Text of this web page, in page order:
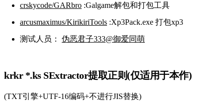
crskycode/GARbro :Galgame解包和打包工具
arcusmaximus/KirikiriTools :Xp3Pack.exe 打包xp3
测试人员： 伪恶君子333@御爱同萌
krkr *.ks SExtractor提取正则(仅适用于本作)
(TXT引擎+UTF-16编码+不进行JIS替换)